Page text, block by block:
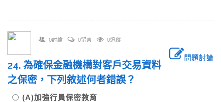
0討論 0留言 0追蹤
問題討論
24. 為確保金融機構對客戶交易資料
之保密，下列敘述何者錯誤？
(A)加強行員保密教育